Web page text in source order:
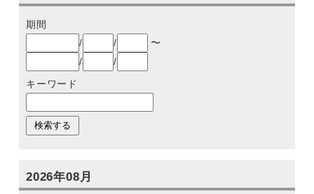
期間
/
/
〜
/
/
キーワード
2026年08月